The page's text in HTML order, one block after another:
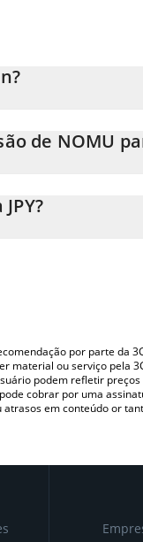
de NOMU
e converterá
por parte da
material ou serviço pela
podem refletir
cobrar por uma
em conteúdo or